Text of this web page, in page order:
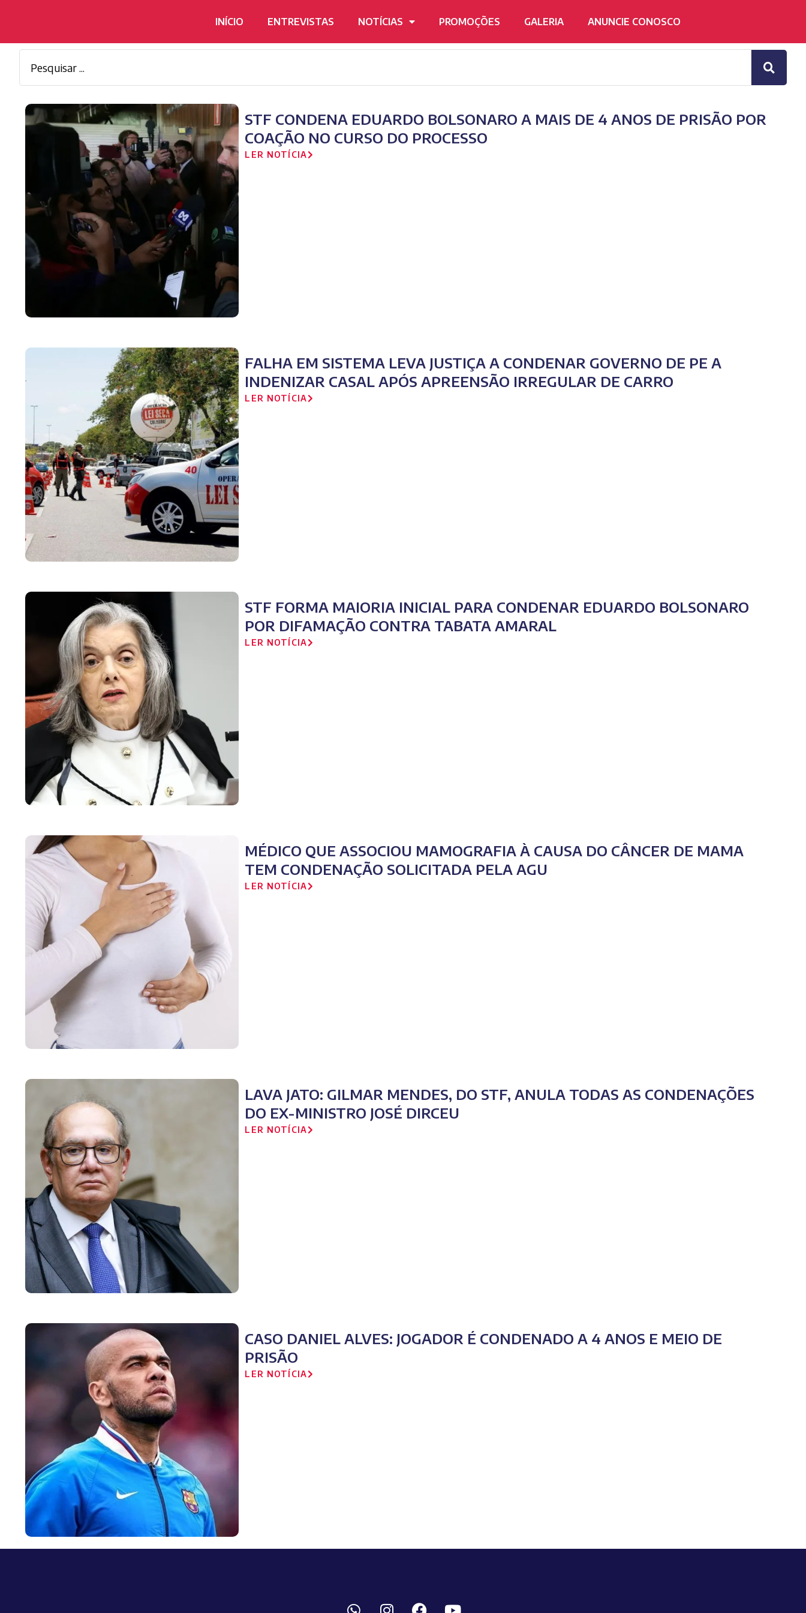
INÍCIO ENTREVISTAS NOTÍCIAS PROMOÇÕES GALERIA ANUNCIE CONOSCO
STF CONDENA EDUARDO BOLSONARO A MAIS DE 4 ANOS DE PRISÃO POR
COAÇÃO NO CURSO DO PROCESSO
LER NOTÍCIA
FALHA EM SISTEMA LEVA JUSTIÇA A CONDENAR GOVERNO DE PE A
INDENIZAR CASAL APÓS APREENSÃO IRREGULAR DE CARRO
LER NOTÍCIA
STF FORMA MAIORIA INICIAL PARA CONDENAR EDUARDO BOLSONARO
POR DIFAMAÇÃO CONTRA TABATA AMARAL
LER NOTÍCIA
MÉDICO QUE ASSOCIOU MAMOGRAFIA À CAUSA DO CÂNCER DE MAMA
TEM CONDENAÇÃO SOLICITADA PELA AGU
LER NOTÍCIA
LAVA JATO: GILMAR MENDES, DO STF, ANULA TODAS AS CONDENAÇÕES
DO EX-MINISTRO JOSÉ DIRCEU
LER NOTÍCIA
CASO DANIEL ALVES: JOGADOR É CONDENADO A 4 ANOS E MEIO DE
PRISÃO
LER NOTÍCIA